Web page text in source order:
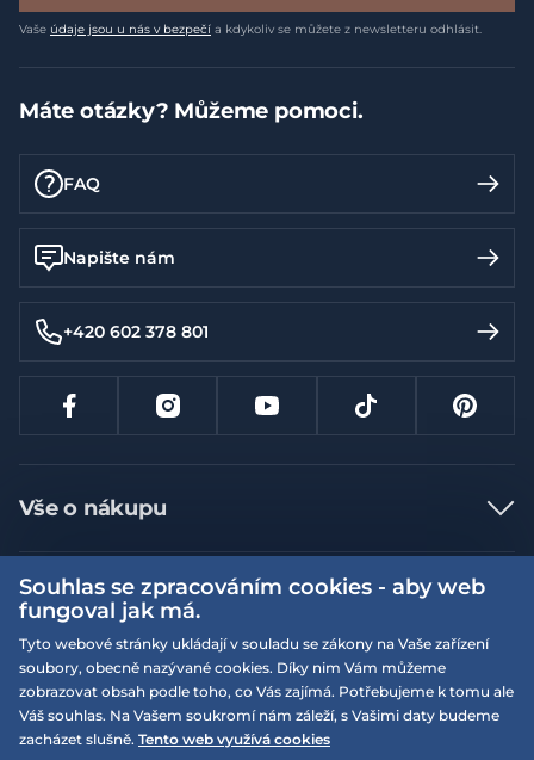
Vaše údaje jsou u nás v bezpečí a kdykoliv se můžete z newsletteru odhlásit.
Máte otázky? Můžeme pomoci.
FAQ
Napište nám
+420 602 378 801
Vše o nákupu
Jak nakupovat
Nejčastější dotazy
Doprava a platba
Vrácení a výměna zboží
Reklamace
Velikostní tabulky
Více informací
Obchodní podmínky
Podmínky EQS věrnostního klubu
On-line katalogy
Naše prodejny
EQS Rudná
Souhlas se zpracováním cookies - aby web
fungoval jak má.
Tyto webové stránky ukládají v souladu se zákony na Vaše zařízení
soubory, obecně nazývané cookies. Díky nim Vám můžeme
zobrazovat obsah podle toho, co Vás zajímá. Potřebujeme k tomu ale
Váš souhlas. Na Vašem soukromí nám záleží, s Vašimi daty budeme
zacházet slušně. Tento web využívá cookies